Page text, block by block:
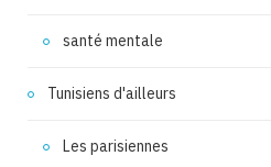
santé mentale
Tunisiens d'ailleurs
Les parisiennes